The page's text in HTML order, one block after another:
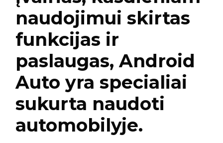
naudojimui skirtas
funkcijas ir
paslaugas, Android
Auto yra specialiai
sukurta naudoti
automobilyje.